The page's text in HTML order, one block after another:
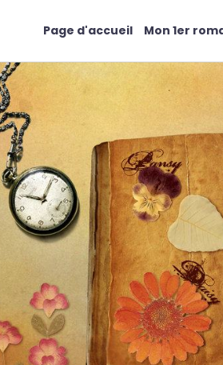
Page d'accueil Mon 1er